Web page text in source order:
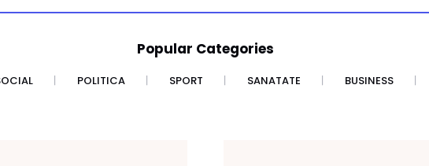
Popular Categories
POLITICA SPORT SANATATE BUSINESS